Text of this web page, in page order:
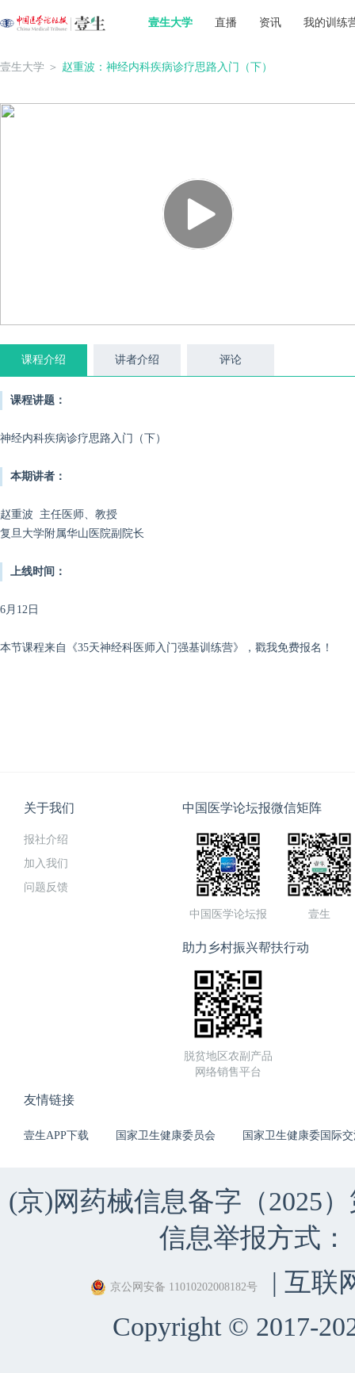
壹生大学 直播 资讯 我的训练
壹生大学 ＞ 赵重波：神经内科疾病诊疗思路入门（下）
课程介绍 讲者介绍 评论
课程讲题：
神经内科疾病诊疗思路入门（下）
本期讲者：
赵重波 主任医师、教授
复旦大学附属华山医院副院长
上线时间：
6月12日
本节课程来自《35天神经科医师入门强基训练营》，戳我免费报名！
关于我们
报社介绍
加入我们
问题反馈
中国医学论坛报微信矩阵
中国医学论坛报 壹生
助力乡村振兴帮扶行动
脱贫地区农副产品
网络销售平台
友情链接
壹生APP下载 国家卫生健康委员会 国家卫生健康委国际
(京)网药械信息备字（2025
信息举报方式：
京公网安备 11010202008182号
| 互联
Copyright © 2017-